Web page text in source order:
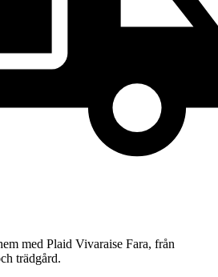
med Plaid Vivaraise Fara, från
trädgård.